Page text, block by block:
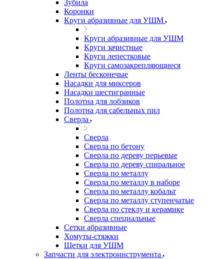
Зубила
Коронки
Круги абразивные для УШМ
Круги абразивные для УШМ
Круги зачистные
Круги лепестковые
Круги самозакрепляющиеся
Ленты бесконечые
Насадки для миксеров
Насадки шестигранные
Полотна для лобзиков
Полотна для сабельных пил
Сверла
Сверла
Сверла по бетону
Сверла по дереву перьевые
Сверла по дереву спиральное
Сверла по металлу
Сверла по металлу в наборе
Сверла по металлу кобальт
Сверла по металлу ступенчатые
Сверла по стеклу и керамике
Сверла специальные
Сетки абразивные
Хомуты-стяжки
Щетки для УШМ
Запчасти для электроинструмента